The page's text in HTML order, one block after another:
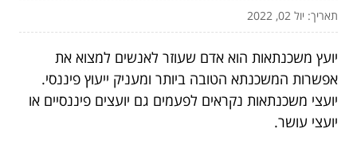
תאריך: יול 02, 2022
יועץ משכנתאות הוא אדם שעוזר לאנשים למצוא את
אפשרות המשכנתא הטובה ביותר ומעניק ייעוץ פיננסי.
יועצי משכנתאות נקראים לפעמים גם יועצים פיננסיים או
יועצי עושר.